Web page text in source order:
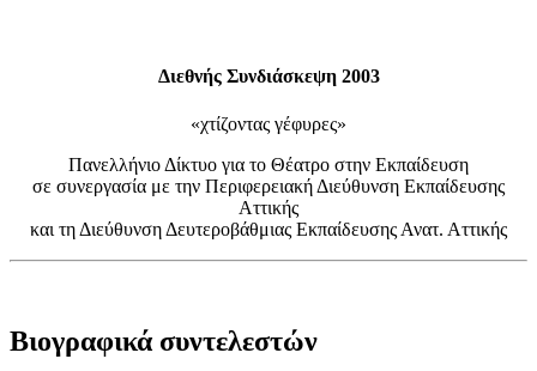
Διεθνής Συνδιάσκεψη 2003
«χτίζοντας γέφυρες»
Πανελλήνιο Δίκτυο για το Θέατρο στην Εκπαίδευση
σε συνεργασία με την Περιφερειακή Διεύθυνση Εκπαίδευσης
Αττικής
και τη Διεύθυνση Δευτεροβάθμιας Εκπαίδευσης Ανατ. Αττικής
Βιογραφικά συντελεστών